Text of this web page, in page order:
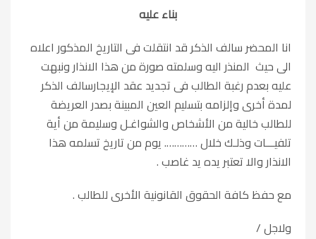
بناء عليه
انا المحضر سالف الذكر قد انتقلت فى التاريخ المذكور اعلاه
الى حيث المنذر اليه وسلمته صورة من هذا الانذار ونبهت
عليه بعدم رغبة الطالب فى تجديد عقد الإيجارسالف الذكر
لمدة أخرى وإلزامه بتسليم العين المبينة بصدر العريضة
للطالب خالية من الأشخاص والشواغـل وسليمة من أية
تلفيـــات وذلـك خلال …………. يوم من تاريخ تسلمه هذا
الانذار والا تعتبر يده يد غاصب .
مع حفظ كافة الحقوق القانونية الأخرى للطالب .
ولاجل /